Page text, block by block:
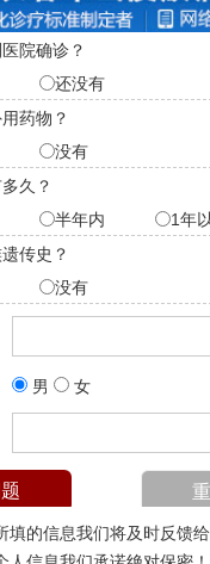
院确诊？
还没有
药物？
没有
久？
半年内
1年
传史？
没有
男 女
填的信息我们将及时反馈